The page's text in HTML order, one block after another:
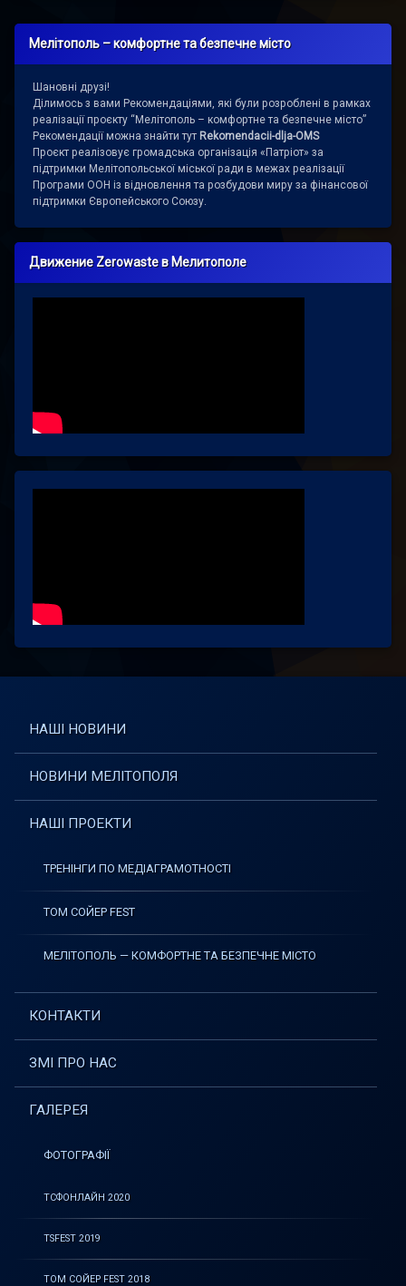
Мелітополь – комфортне та безпечне місто
Шановні друзі!
Ділимось з вами Рекомендаціями, які були розроблені в рамках
реалізації проєкту “Мелітополь – комфортне та безпечне місто”
Рекомендації можна знайти тут Rekomendacii-dlja-OMS
Проєкт реалізовує громадська організація «Патріот» за
підтримки Мелітопольської міської ради в межах реалізації
Програми ООН із відновлення та розбудови миру за фінансової
підтримки Європейського Союзу.
Движение Zerowaste в Мелитополе
НАШІ НОВИНИ
НОВИНИ МЕЛІТОПОЛЯ
НАШІ ПРОЕКТИ
ТРЕНІНГИ ПО МЕДІАГРАМОТНОСТІ
ТОМ СОЙЕР FEST
МЕЛІТОПОЛЬ — КОМФОРТНЕ ТА БЕЗПЕЧНЕ МІСТО
КОНТАКТИ
ЗМІ ПРО НАС
ГАЛЕРЕЯ
ФОТОГРАФІЇ
ТСФОНЛАЙН 2020
TSFEST 2019
ТОМ СОЙЕР FEST 2018